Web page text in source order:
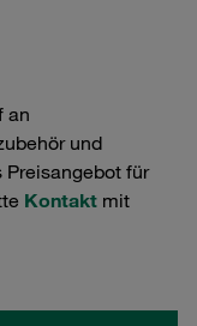
an
und
für
Kontakt mit